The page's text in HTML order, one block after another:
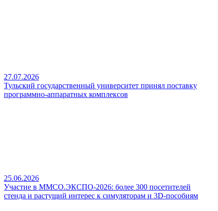
27.07.2026
Тульский государственный университет принял поставку
программно-аппаратных комплексов
25.06.2026
Участие в ММСО.ЭКСПО-2026: более 300 посетителей
стенда и растущий интерес к симуляторам и 3D-пособиям